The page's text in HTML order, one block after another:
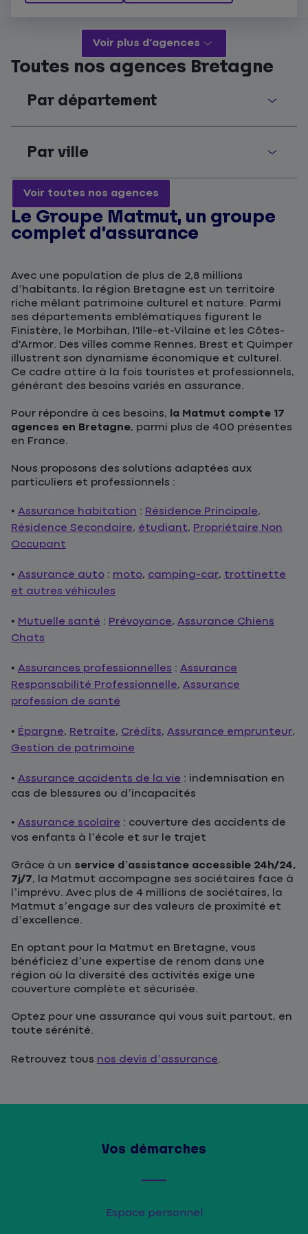
Voir plus d'agences
Toutes nos agences Bretagne
Par département
Par ville
Voir toutes nos agences
Le Groupe Matmut, un groupe
complet d’assurance
Avec une population de plus de 2,8 millions
d’habitants, la région Bretagne est un territoire
riche mêlant patrimoine culturel et nature. Parmi
ses départements emblématiques figurent le
Finistère, le Morbihan, l'Ille-et-Vilaine et les Côtes-
d'Armor. Des villes comme Rennes, Brest et Quimper
illustrent son dynamisme économique et culturel.
Ce cadre attire à la fois touristes et professionnels,
générant des besoins variés en assurance.
Pour répondre à ces besoins, la Matmut compte 17
agences en Bretagne, parmi plus de 400 présentes
en France.
Nous proposons des solutions adaptées aux
particuliers et professionnels :
• Assurance habitation : Résidence Principale,
Résidence Secondaire, étudiant, Propriétaire Non
Occupant
• Assurance auto : moto, camping-car, trottinette
et autres véhicules
• Mutuelle santé : Prévoyance, Assurance Chiens
Chats
• Assurances professionnelles : Assurance
Responsabilité Professionnelle, Assurance
profession de santé
• Épargne, Retraite, Crédits, Assurance emprunteur,
Gestion de patrimoine
• Assurance accidents de la vie : indemnisation en
cas de blessures ou d’incapacités
• Assurance scolaire : couverture des accidents de
vos enfants à l’école et sur le trajet
Grâce à un service d’assistance accessible 24h/24,
7j/7, la Matmut accompagne ses sociétaires face à
l’imprévu. Avec plus de 4 millions de sociétaires, la
Matmut s’engage sur des valeurs de proximité et
d’excellence.
En optant pour la Matmut en Bretagne, vous
bénéficiez d’une expertise de renom dans une
région où la diversité des activités exige une
couverture complète et sécurisée.
Optez pour une assurance qui vous suit partout, en
toute sérénité.
Retrouvez tous nos devis d’assurance.
Vos démarches
Espace personnel